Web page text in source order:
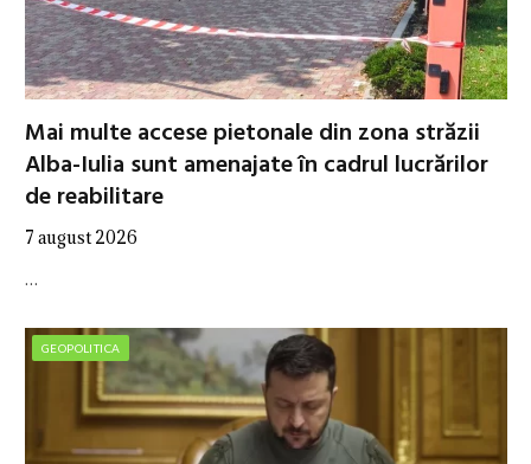
Mai multe accese pietonale din zona străzii
Alba-Iulia sunt amenajate în cadrul lucrărilor
de reabilitare
7 august 2026
…
GEOPOLITICA